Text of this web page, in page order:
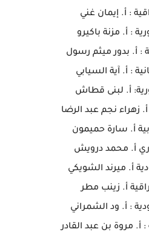
: أ. إيمان غني
: أ. مزنة باكيرو
: أ. بدور ميثم رسول
: أ. آية السيابي
أ. لبنى قطاش
أ. زهراء نجم عبد الرضا
أ. سارة حميمون
أ. محمد درويش
أ. ميرند الشويكي
أ. زينب مطر
: أ. ود الشمراني
: أ. مروة بن عبد القادر